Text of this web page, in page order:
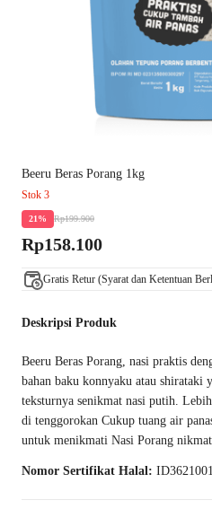
Beeru Beras Porang 1kg
Stok 3
21% Rp199.900
Rp158.100
Gratis Retur (Syarat dan Ketentuan
Deskripsi Produk
Beeru Beras Porang, nasi praktis
bahan baku konnyaku atau shirataki
teksturnya senikmat nasi putih.
di tenggorokan Cukup tuang air
untuk menikmati Nasi Porang
Nomor Sertifikat Halal: